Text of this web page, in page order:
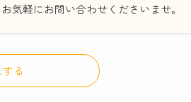
気軽にお問い合わせくださいませ。
る